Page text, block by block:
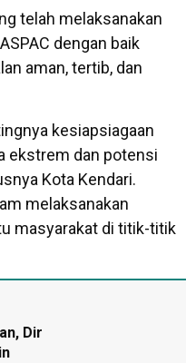
telah melaksanakan
dengan baik
aman, tertib, dan
kesiapsiagaan
ekstrem dan potensi
Kota Kendari.
melaksanakan
masyarakat di titik-titik
Dir